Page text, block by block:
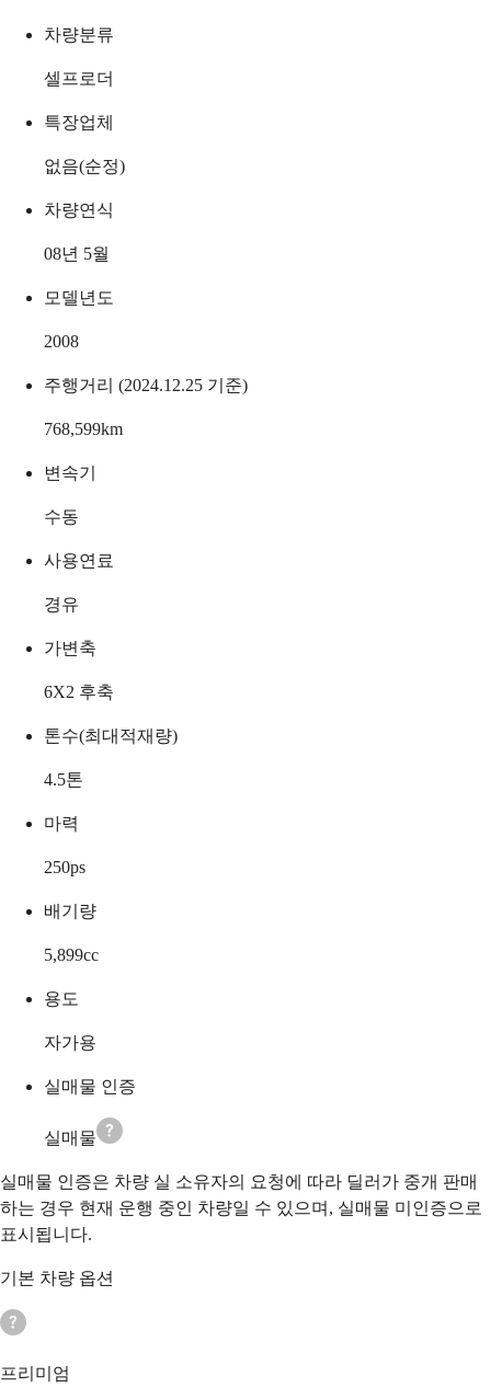
차량분류
셀프로더
특장업체
없음(순정)
차량연식
08년 5월
모델년도
2008
주행거리 (2024.12.25 기준)
768,599km
변속기
수동
사용연료
경유
가변축
6X2 후축
톤수(최대적재량)
4.5톤
마력
250ps
배기량
5,899cc
용도
자가용
실매물 인증
실매물
실매물 인증은 차량 실 소유자의 요청에 따라 딜러가 중개 판매
하는 경우 현재 운행 중인 차량일 수 있으며, 실매물 미인증으로
표시됩니다.
기본 차량 옵션
프리미엄